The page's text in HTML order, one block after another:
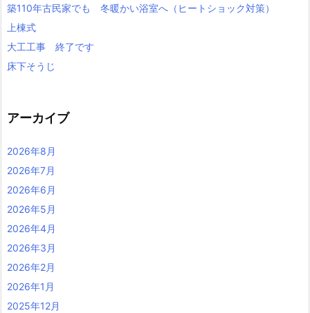
築110年古民家でも 冬暖かい浴室へ（ヒートショック対策）
上棟式
大工工事 終了です
床下そうじ
アーカイブ
2026年8月
2026年7月
2026年6月
2026年5月
2026年4月
2026年3月
2026年2月
2026年1月
2025年12月